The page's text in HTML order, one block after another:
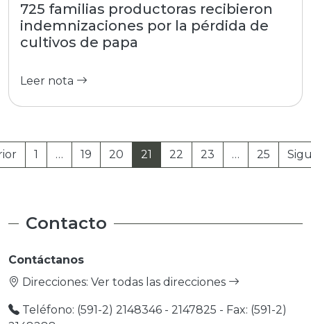
725 familias productoras recibieron
indemnizaciones por la pérdida de
cultivos de papa
Leer nota
1 … 19 20 21 22 23 … 25
Contacto
Contáctanos
Direcciones: Ver todas las direcciones
Teléfono: (591-2) 2148346 - 2147825 - Fax: (591-2)